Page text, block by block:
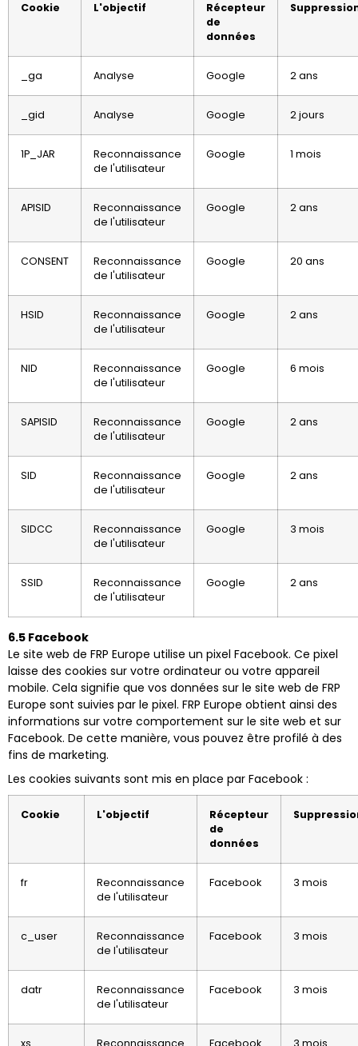
Cookie L'objectif
Récepteur
de
données
_ga Analyse Google 2 ans
_gid Analyse Google 2 jours
1P_JAR
Reconnaissance
de l'utilisateur
Google 1 mois
APISID
Reconnaissance
de l'utilisateur
Google 2 ans
CONSENT
Reconnaissance
de l'utilisateur
Google 20 ans
HSID
Reconnaissance
de l'utilisateur
Google 2 ans
NID
Reconnaissance
de l'utilisateur
Google 6 mois
SAPISID
Reconnaissance
de l'utilisateur
Google 2 ans
SID
Reconnaissance
de l'utilisateur
Google 2 ans
SIDCC
Reconnaissance
de l'utilisateur
Google 3 mois
SSID
Reconnaissance
de l'utilisateur
Google 2 ans
6.5 Facebook
Le site web de FRP Europe utilise un pixel Facebook. Ce pixel
laisse des cookies sur votre ordinateur ou votre appareil
mobile. Cela signifie que vos données sur le site web de FRP
Europe sont suivies par le pixel. FRP Europe obtient ainsi des
informations sur votre comportement sur le site web et sur
Facebook. De cette manière, vous pouvez être profilé à des
fins de marketing.
Les cookies suivants sont mis en place par Facebook :
Cookie L'objectif
Récepteur
de
données
fr
Reconnaissance
de l'utilisateur
Facebook 3 mois
c_user
Reconnaissance
de l'utilisateur
Facebook 3 mois
datr
Reconnaissance
de l'utilisateur
Facebook 3 mois
xs Reconnaissance Facebook 3 mois